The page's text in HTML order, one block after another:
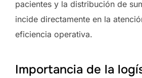
pacientes y la distribución de
incide directamente en la
eficiencia operativa.
Importancia de la